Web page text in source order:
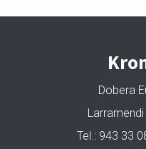
Dobera
Tel.: 943 33